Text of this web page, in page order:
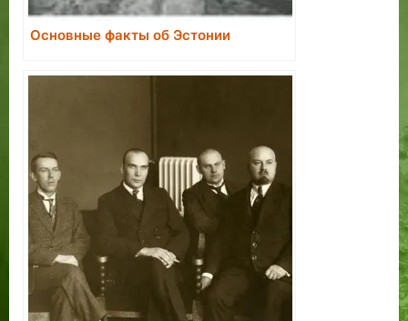
Основные факты об Эстонии